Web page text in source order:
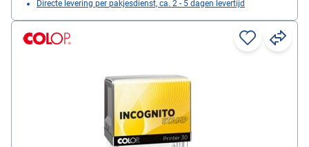
Directe levering per pakjesdienst, ca. 2 - 5 dagen levertijd